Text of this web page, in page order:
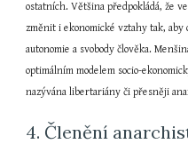
ostatních. Většina předpokládá, že
změnit i ekonomické vztahy tak,
autonomie a svobody člověka.
optimálním modelem socio-
nazývána libertariány či přesněji
4. Členění